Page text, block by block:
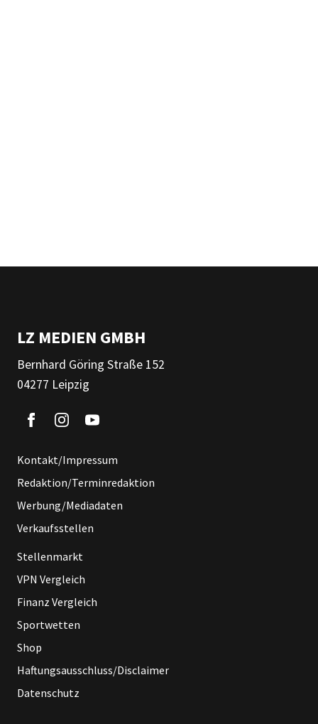
LZ MEDIEN GMBH
Bernhard Göring Straße 152
04277 Leipzig
Kontakt/Impressum
Redaktion/Terminredaktion
Werbung/Mediadaten
Verkaufsstellen
Stellenmarkt
VPN Vergleich
Finanz Vergleich
Sportwetten
Shop
Haftungsausschluss/Disclaimer
Datenschutz